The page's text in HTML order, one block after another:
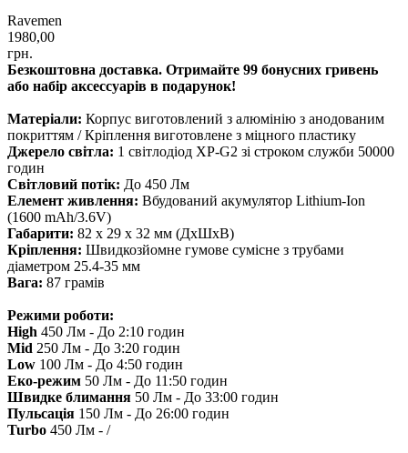
Ravemen
1980,00
грн.
Безкоштовна доставка. Отримайте 99 бонусних гривень
або набір аксессуарів в подарунок!
Матеріали: Корпус виготовлений з алюмінію з анодованим
покриттям / Кріплення виготовлене з міцного пластику
Джерело світла: 1 світлодіод XP-G2 зі строком служби 50000
годин
Світловий потік: До 450 Лм
Елемент живлення: Вбудований акумулятор Lithium-Ion
(1600 mAh/3.6V)
Габарити: 82 x 29 x 32 мм (ДхШхВ)
Кріплення: Швидкозйомне гумове сумісне з трубами
діаметром 25.4-35 мм
Вага: 87 грамів
Режими роботи:
High 450 Лм - До 2:10 годин
Mid 250 Лм - До 3:20 годин
Low 100 Лм - До 4:50 годин
Еко-режим 50 Лм - До 11:50 годин
Швидке блимання 50 Лм - До 33:00 годин
Пульсація 150 Лм - До 26:00 годин
Turbo 450 Лм - /